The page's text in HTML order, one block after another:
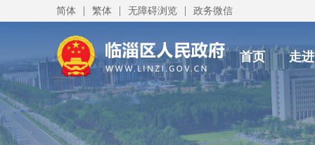
简体 | 繁体 | 无障碍浏览 | 政务微信
首页 走